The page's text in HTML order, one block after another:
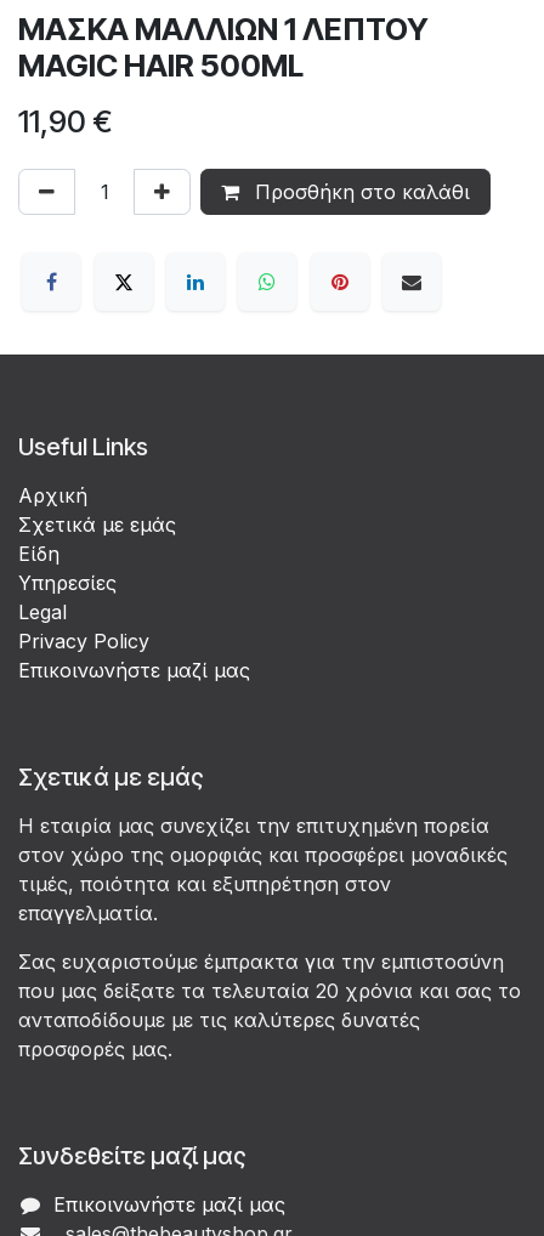
ΜΑΣΚΑ ΜΑΛΛΙΩΝ 1 ΛΕΠΤΟΥ
MAGIC HAIR 500ML
11,90 €
Προσθήκη στο καλάθι
Useful Links
Αρχική
Σχετικά με εμάς
Είδη
Υπηρεσίες
Legal
Privacy Policy
Επικοινωνήστε μαζί μας
Σχετικά με εμάς
Η εταιρία μας συνεχίζει την επιτυχημένη πορεία
στον χώρο της ομορφιάς και προσφέρει μοναδικές
τιμές, ποιότητα και εξυπηρέτηση στον
επαγγελματία.
Σας ευχαριστούμε έμπρακτα για την εμπιστοσύνη
που μας δείξατε τα τελευταία 20 χρόνια και σας το
ανταποδίδουμε με τις καλύτερες δυνατές
προσφορές μας.
Συνδεθείτε μαζί μας
Επικοινωνήστε μαζί μας